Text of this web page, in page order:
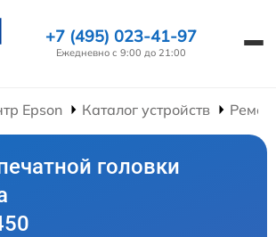
+7 (495) 023-41-97
Ежедневно с 9:00 до 21:00
Epson Каталог устройств
головки